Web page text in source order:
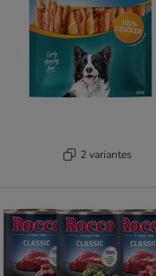
2 variantes